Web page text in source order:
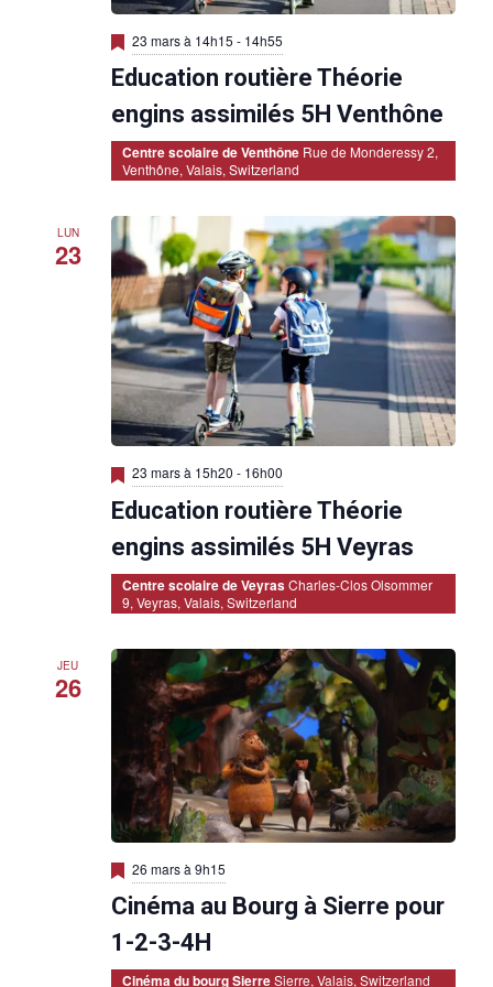
É
è
n
e
m
e
n
t
s
M
i
s
e
n
a
v
a
n
23 mars à 14h15 - 14h55
Education routière Théorie
engins assimilés 5H Venthône
Centre scolaire de Venthône Rue de Monderessy 2,
Venthône, Valais, Switzerland
LUN
23
M
i
s
e
n
a
v
a
n
23 mars à 15h20 - 16h00
Education routière Théorie
engins assimilés 5H Veyras
Centre scolaire de VeyrasCharles-Clos Olsommer
9, Veyras, Valais, Switzerland
JEU
26
M
i
s
e
n
a
v
26 mars à 9h15
Cinéma au Bourg à Sierre pour
1-2-3-4H
Cinéma du bourg SierreSierre, Valais, Switzerland